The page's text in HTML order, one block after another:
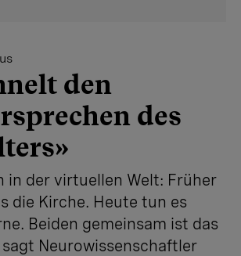
den
des
in der virtuellen Welt: Früher
die Kirche. Heute tun es
Beiden gemeinsam ist das
Neurowissenschaftler